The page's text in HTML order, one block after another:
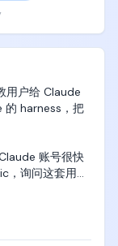
万块钱的订单，
己最后到手大
主，然后根据
常见的术语：
用户给 Claude
的 harness，把
账号很快
询问这套用法
惜我不在
为把 Claude